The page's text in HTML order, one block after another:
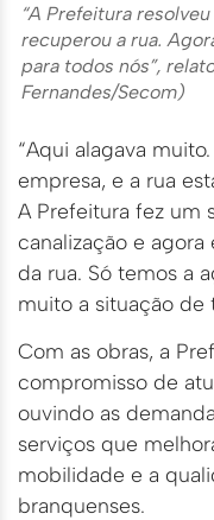
“A Prefeitura
recuperou a rua.
para todos nós”,
Fernandes/Secom)
“Aqui alagava
empresa, e a rua
A Prefeitura fez um
canalização e
da rua. Só temos a
muito a situação de
Com as obras, a
compromisso de
ouvindo as
serviços que
mobilidade e a
branquenses.